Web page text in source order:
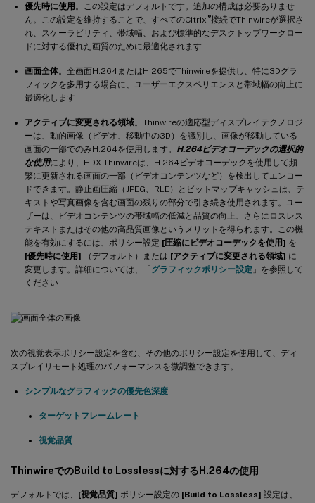
優先時に使用 。この設定はデフォルトです。追加の構成は必要ありませ
ん。この設定を維持することで、すべてのCitrix ®接続でThinwireが選択さ
れ、スケーラビリティ、帯域幅、および標準的なデスクトップワークロー
ドに対する優れた画質のために最適化されます
画面全体。全画面H.264またはH.265でThinwireを提供し、特に3Dグラ
フィックを多用する場合に、ユーザーエクスペリエンスと帯域幅の向上に
最適化します
アクティブに変更される領域。Thinwireの適応型ディスプレイテクノロジ
ーは、動的画像（ビデオ、移動中の3D）を識別し、画像が移動している
画面の一部でのみH.264を使用します。 H.264ビデオコーデックの選択的
な使用により、HDX Thinwireは、H.264ビデオコーデックを使用して頻
繁に更新される画面の一部（ビデオコンテンツなど）を検出してエンコー
ドできます。静止画圧縮（JPEG、RLE）とビットマップキャッシュは、テ
キストや写真画像を含む画面の残りの部分で引き続き使用されます。ユー
ザーは、ビデオコンテンツの帯域幅の低減と品質の向上、さらにロスレス
テキストまたはその他の高品質画像というメリットを得られます。この機
能を有効にするには、ポリシー設定 [圧縮にビデオコーデックを使用] を
[優先時に使用] （デフォルト）または [アクティブに変更される領域] に
変更します。詳細については、「グラフィックポリシー設定 」を参照して
ください
次の視覚表示ポリシー設定を含む、その他のポリシー設定を使用して、ディ
スプレイリモート処理のパフォーマンスを微調整できます。
シンプルなグラフィックの優先色深度
ターゲットフレームレート
視覚品質
ThinwireでのBuild to Losslessに対するH.264の使用
デフォルトでは、 [視覚品質] ポリシー設定の [Build to Lossless] 設定は、